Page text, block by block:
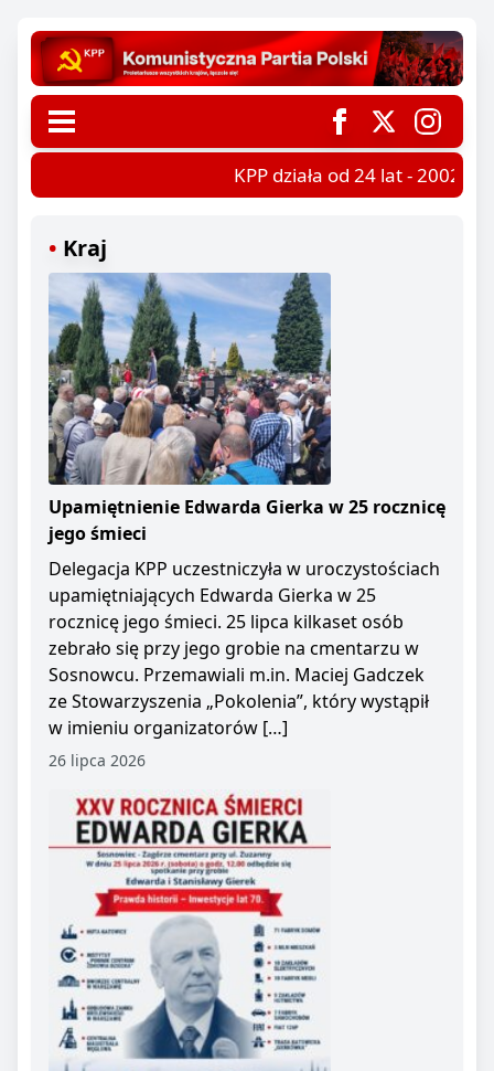
KPP działa od 24 lat - 2002-
Kraj
Upamiętnienie Edwarda Gierka w 25 rocznicę
jego śmieci
Delegacja KPP uczestniczyła w uroczystościach
upamiętniających Edwarda Gierka w 25
rocznicę jego śmieci. 25 lipca kilkaset osób
zebrało się przy jego grobie na cmentarzu w
Sosnowcu. Przemawiali m.in. Maciej Gadczek
ze Stowarzyszenia „Pokolenia”, który wystąpił
w imieniu organizatorów […]
26 lipca 2026